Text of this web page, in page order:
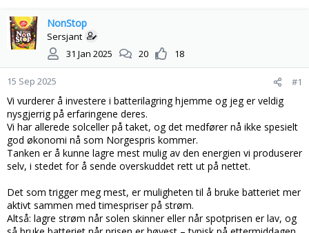
d
s
t
r
t
e
r
r
t
a
t
NonStop
Sersjant
31 Jan 2025
20 18
15 Sep 2025 #1
Vi vurderer å investere i batterilagring hjemme og jeg er veldig
nysgjerrig på erfaringene deres.
Vi har allerede solceller på taket, og det medfører nå ikke spesielt
god økonomi nå som Norgespris kommer.
Tanken er å kunne lagre mest mulig av den energien vi produserer
selv, i stedet for å sende overskuddet rett ut på nettet.
Det som trigger meg mest, er muligheten til å bruke batteriet mer
aktivt sammen med timespriser på strøm.
Altså: lagre strøm når solen skinner eller når spotprisen er lav, og